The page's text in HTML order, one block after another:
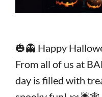
🎃👻 Happy
From all of us at
day is filled with